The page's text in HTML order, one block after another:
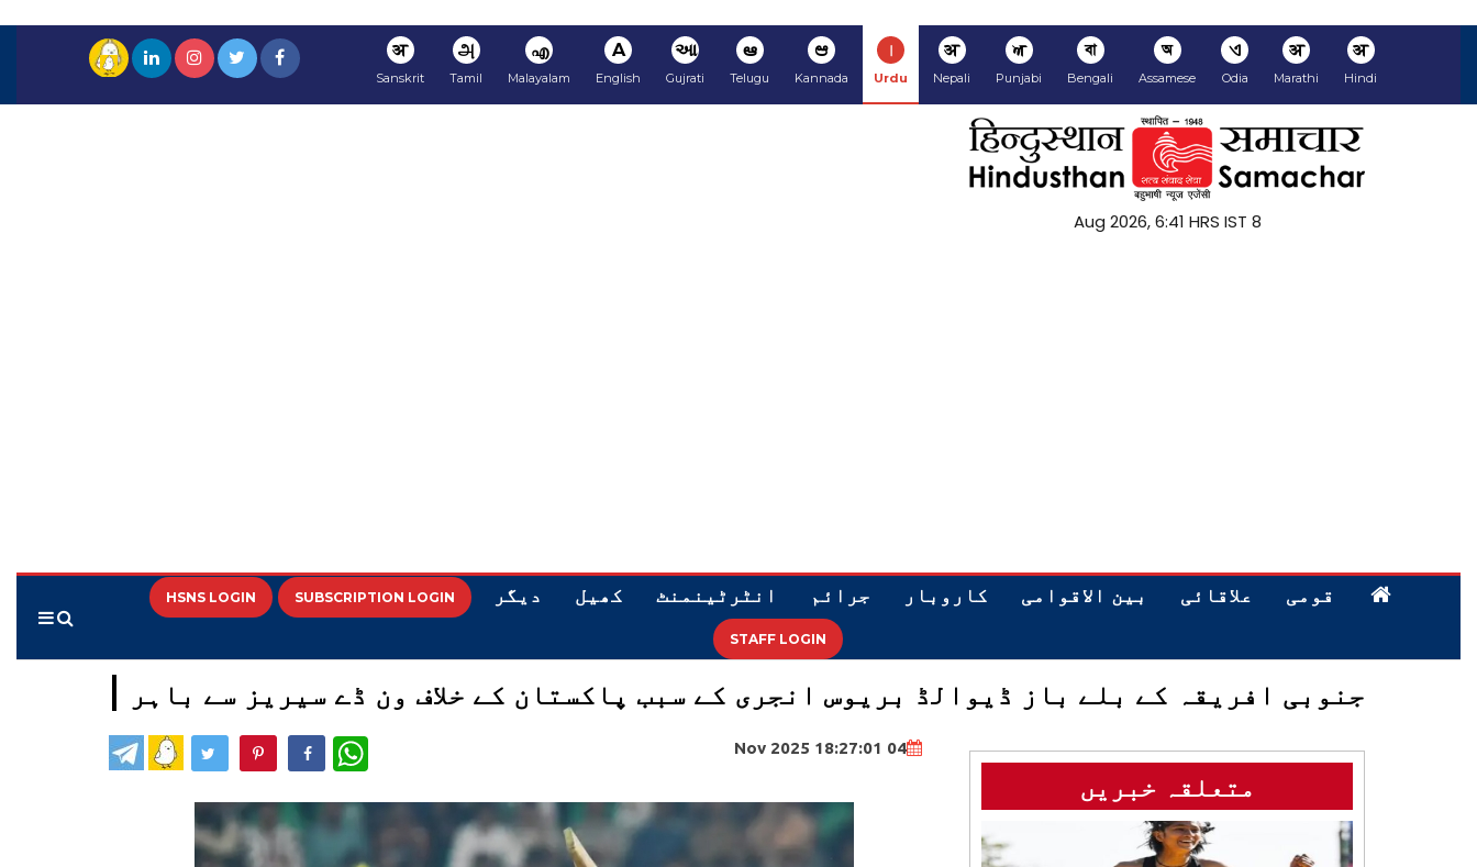
अ
Hindi
अ
Marathi
ଏ
Odia
অ
Assamese
বা
Bengali
ਅ
Punjabi
अ
Nepali
ا
Urdu
ಆ
Kannada
ఆ
Telugu
આ
Gujrati
A
English
എ
Malayalam
அ
Tamil
अ
Sanskrit
8 Aug 2026, 6:41 HRS IST
قومی علاقائی بین الاقوامی کاروبار جرائم انٹرٹینمنٹ کھیل دیگر SUBSCRIPTION LOGIN
HSNS LOGIN
STAFF LOGIN
جنوبی افریقہ کے بلے باز ڈیوالڈ بریوس انجری کے سبب پاکستان کے خلاف ون ڈے سیریز سے باہر
04 Nov 2025 18:27:01
WhatsApp
متعلقہ خبریں